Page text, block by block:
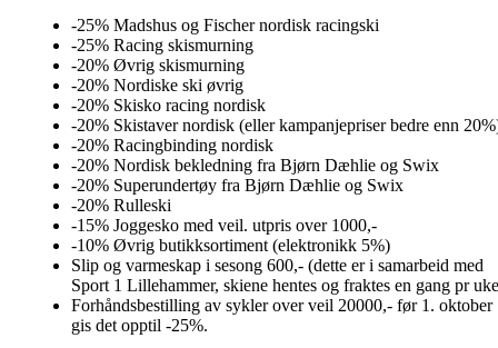
-25% Madshus og Fischer nordisk racingski
-25% Racing skismurning
-20% Øvrig skismurning
-20% Nordiske ski øvrig
-20% Skisko racing nordisk
-20% Skistaver nordisk (eller kampanjepriser bedre enn
-20% Racingbinding nordisk
-20% Nordisk bekledning fra Bjørn Dæhlie og Swix
-20% Superundertøy fra Bjørn Dæhlie og Swix
-20% Rulleski
-15% Joggesko med veil. utpris over 1000,-
-10% Øvrig butikksortiment (elektronikk 5%)
Slip og varmeskap i sesong 600,- (dette er i samarbeid med
Sport 1 Lillehammer, skiene hentes og fraktes en gang pr
Forhåndsbestilling av sykler over veil 20000,- før 1. oktober
gis det opptil -25%.